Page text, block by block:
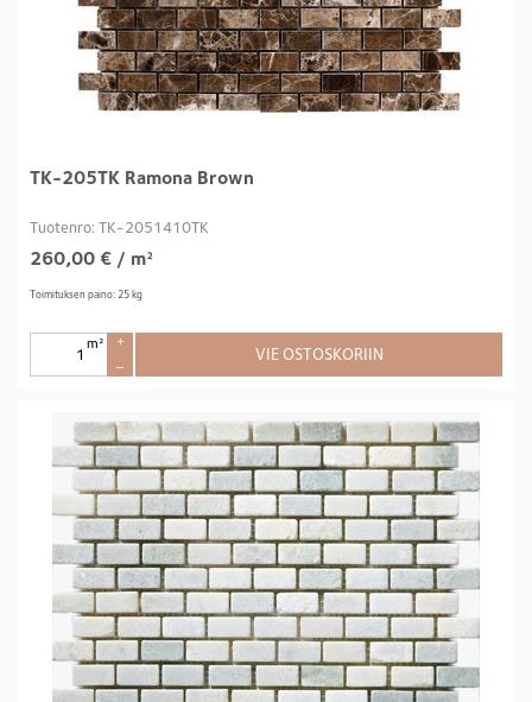
TK-205TK Ramona Brown
Tuotenro: TK-2051410TK
260,00 € / m²
Toimituksen paino: 25 kg
m²
+
–
VIE OSTOSKORIIN